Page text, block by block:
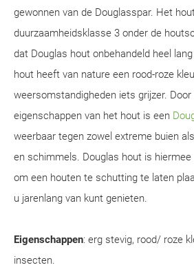
gewonnen van de Douglasspar. Het
duurzaamheidsklasse 3 onder de
dat Douglas hout onbehandeld heel
hout heeft van nature een rood-roze
weersomstandigheden iets grijzer.
eigenschappen van het hout is een
weerbaar tegen zowel extreme buien
en schimmels. Douglas hout is
om een houten te schutting te laten
u jarenlang van kunt genieten.
Eigenschappen: erg stevig, rood/ roze
insecten.